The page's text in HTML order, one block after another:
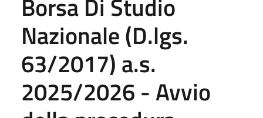
Nazionale (D.lgs.
63/2017) a.s.
2025/2026 - Avvio